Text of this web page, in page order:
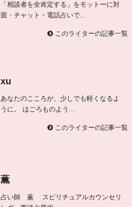
「相談者を全肯定する」をモットーに対
面・チャット・電話占いで...
このライターの記事一覧
xu
あなたのこころが、少しでも軽くなるよ
うに。 はごろものよう...
このライターの記事一覧
薫
占い師 薫 スピリチュアルカウンセリ